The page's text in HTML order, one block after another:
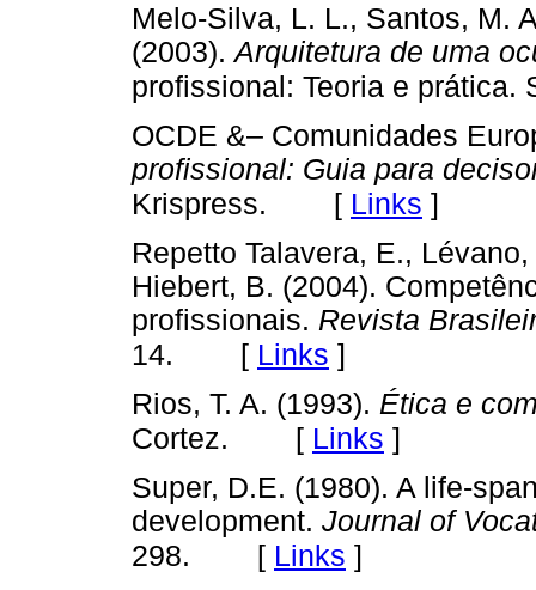
Melo-Silva, L. L., Santos, M.
(2003).Arquitetura de uma
profissional: Teoria e prática.
OCDE &– Comunidades
profissional: Guia para
Krispress. [ Links ]
Repetto Talavera, E.,
Hiebert, B. (2004).
profissionais. Revista
14. [ Links ]
Rios, T. A. (1993). Ética e
Cortez. [ Links ]
Super, D.E. (1980). A life-
development. Journal of
298. [ Links ]